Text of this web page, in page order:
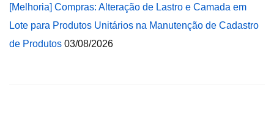
[Melhoria] Compras: Alteração de Lastro e Camada em
Lote para Produtos Unitários na Manutenção de Cadastro
de Produtos 03/08/2026